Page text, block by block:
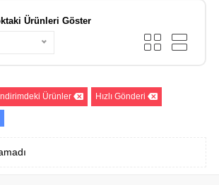
Ürünleri Göster
İndirimdeki Ürünler Hızlı Gönderi